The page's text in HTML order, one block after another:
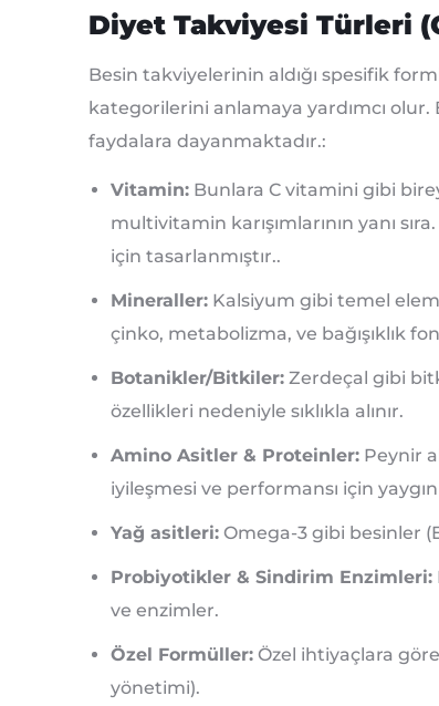
Diyet Takviyesi Türleri
Besin takviyelerinin aldığı spesifik
kategorilerini anlamaya yardımcı
faydalara dayanmaktadır.:
Vitamin: Bunlara C vitamini gibi
multivitamin karışımlarının yanı
için tasarlanmıştır..
Mineraller: Kalsiyum gibi temel
çinko, metabolizma, ve bağışıklık
Botanikler/Bitkiler: Zerdeçal gibi
özellikleri nedeniyle sıklıkla alınır.
Amino Asitler & Proteinler: Peynir
iyileşmesi ve performansı için
Yağ asitleri: Omega-3 gibi besinler
Probiyotikler & Sindirim Enzimleri:
ve enzimler.
Özel Formüller: Özel ihtiyaçlara
yönetimi).